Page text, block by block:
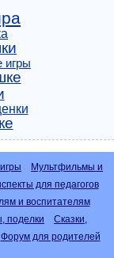
игры
Мультфильмы и
для педагогов
и воспитателям
поделки
Сказки,
Форум для родителей